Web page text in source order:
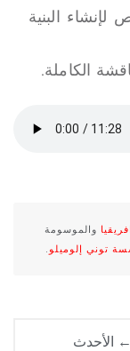
البنية
الكاملة.
والموسومة
توني إلوميلو .
← الأحدث